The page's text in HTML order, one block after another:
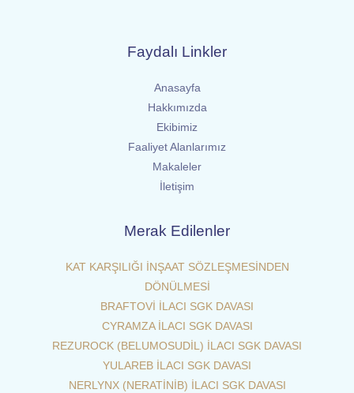
Faydalı Linkler
Anasayfa
Hakkımızda
Ekibimiz
Faaliyet Alanlarımız
Makaleler
İletişim
Merak Edilenler
KAT KARŞILIĞI İNŞAAT SÖZLEŞMESİNDEN
DÖNÜLMESİ
BRAFTOVİ İLACI SGK DAVASI
CYRAMZA İLACI SGK DAVASI
REZUROCK (BELUMOSUDİL) İLACI SGK DAVASI
YULAREB İLACI SGK DAVASI
NERLYNX (NERATİNİB) İLACI SGK DAVASI